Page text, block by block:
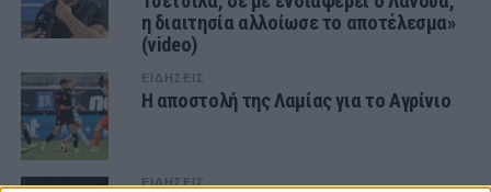
η διαιτησία αλλοίωσε το αποτέλεσμα»
(video)
ΕΙΔΗΣΕΙΣ
Η αποστολή της Λαμίας για το Αγρίνιο
ΕΙΔΗΣΕΙΣ